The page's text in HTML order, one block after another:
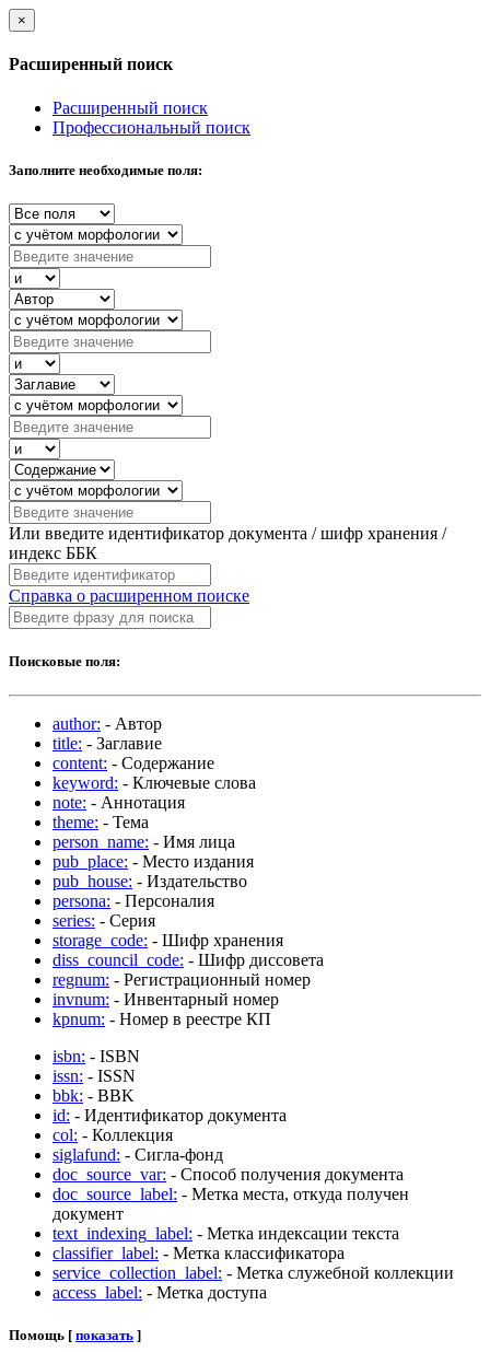
×
Расширенный поиск
Расширенный поиск
Профессиональный поиск
Заполните необходимые поля:
Или введите идентификатор документа / шифр хранения /
индекс ББК
Справка о расширенном поиске
Поисковые поля:
author: - Автор
title: - Заглавие
content: - Содержание
keyword: - Ключевые слова
note: - Аннотация
theme: - Тема
person_name: - Имя лица
pub_place: - Место издания
pub_house: - Издательство
persona: - Персоналия
series: - Серия
storage_code: - Шифр хранения
diss_council_code: - Шифр диссовета
regnum: - Регистрационный номер
invnum: - Инвентарный номер
kpnum: - Номер в реестре КП
isbn: - ISBN
issn: - ISSN
bbk: - BBK
id: - Идентификатор документа
col: - Коллекция
siglafund: - Сигла-фонд
doc_source_var: - Способ получения документа
doc_source_label: - Метка места, откуда получен
документ
text_indexing_label: - Метка индексации текста
classifier_label: - Метка классификатора
service_collection_label: - Метка служебной коллекции
access_label: - Метка доступа
Помощь [ показать ]